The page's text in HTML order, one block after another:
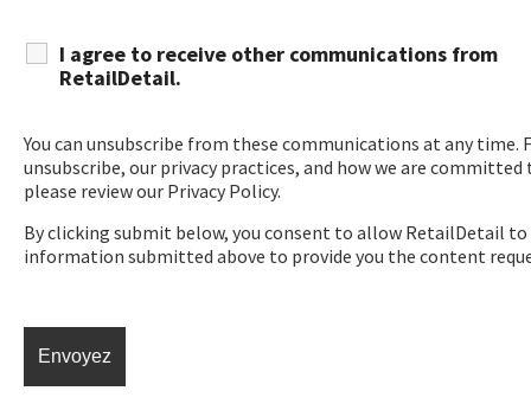
I agree to receive other communications from
RetailDetail.
You can unsubscribe from these communications at any
unsubscribe, our privacy practices, and how we are
please review our Privacy Policy.
By clicking submit below, you consent to allow RetailDetail
information submitted above to provide you the content